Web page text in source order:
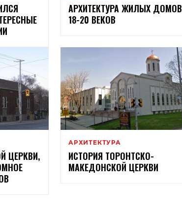
АРХИТЕКТУРА ЖИЛЫХ ДОМОВ
18-20 ВЕКОВ
ЦЕРКВИ,
АРХИТЕКТУРА
ИСТОРИЯ ТОРОНТСКО-
МАКЕДОНСКОЙ ЦЕРКВИ